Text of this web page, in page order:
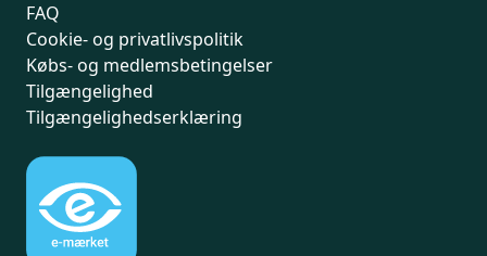
FAQ
Cookie- og privatlivspolitik
Købs- og medlemsbetingelser
Tilgængelighed
Tilgængelighedserklæring